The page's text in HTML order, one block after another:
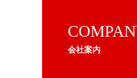
会社案内